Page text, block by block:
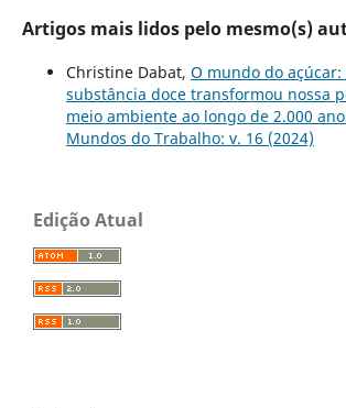
Artigos mais lidos pelo mesmo(s)
Christine Dabat, O mundo do açúcar:
substância doce transformou nossa
meio ambiente ao longo de 2.000
Mundos do Trabalho: v. 16 (2024)
Edição Atual